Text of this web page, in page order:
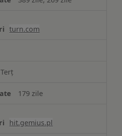
turn.com
Terț
179 zile
hit.gemius.pl